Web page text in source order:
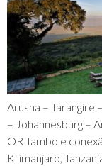
Arusha – Tarangire
– Johannesburg –
OR Tambo e
Kilimanjaro,